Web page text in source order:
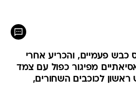
פעמיים, והכריע אחרי
מפיגור כפול עם צמד
לכוכבים השחורים,